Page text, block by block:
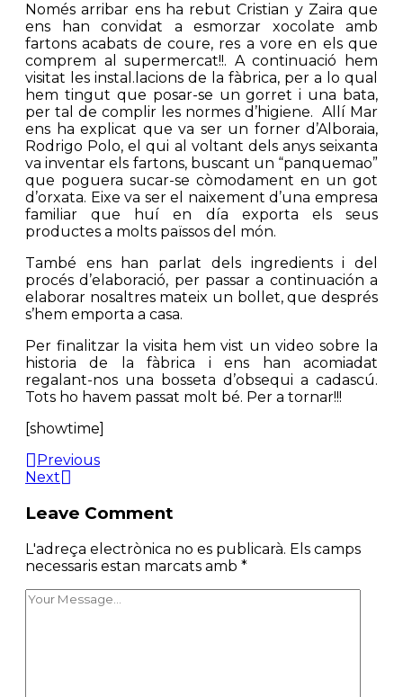
Només arribar ens ha rebut Cristian y Zaira que
ens han convidat a esmorzar xocolate amb
fartons acabats de coure, res a vore en els que
comprem al supermercat!!. A continuació hem
visitat les instal.lacions de la fàbrica, per a lo qual
hem tingut que posar-se un gorret i una bata,
per tal de complir les normes d’higiene. Allí Mar
ens ha explicat que va ser un forner d’Alboraia,
Rodrigo Polo, el qui al voltant dels anys seixanta
va inventar els fartons, buscant un “panquemao”
que poguera sucar-se còmodament en un got
d’orxata. Eixe va ser el naixement d’una empresa
familiar que huí en día exporta els seus
productes a molts païssos del món.
També ens han parlat dels ingredients i del
procés d’elaboració, per passar a continuación a
elaborar nosaltres mateix un bollet, que després
s’hem emporta a casa.
Per finalitzar la visita hem vist un video sobre la
historia de la fàbrica i ens han acomiadat
regalant-nos una bosseta d’obsequi a cadascú.
Tots ho havem passat molt bé. Per a tornar!!!
[showtime]
Previous
Next
Leave Comment
L'adreça electrònica no es publicarà. Els camps
necessaris estan marcats amb *